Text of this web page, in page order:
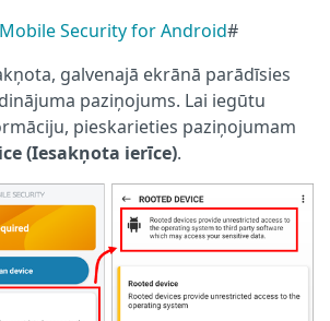
Mobile Security for Android#
galvenajā ekrānā parādīsies
paziņojums. Lai iegūtu
pieskarieties paziņojumam
(Iesakņota ierīce).